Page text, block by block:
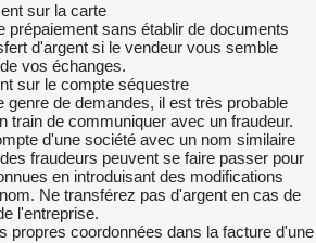
sur la carte
prépaiement sans établir de documents
d'argent si le vendeur vous semble
vos échanges.
sur le compte séquestre
genre de demandes, il est très probable
train de communiquer avec un fraudeur.
d'une société avec un nom similaire
fraudeurs peuvent se faire passer pour
en introduisant des modifications
Ne transférez pas d'argent en cas de
l'entreprise.
propres coordonnées dans la facture d'une